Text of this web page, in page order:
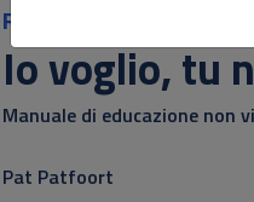
Ricerca
Io voglio, tu
Manuale di educazione non
Pat Patfoort